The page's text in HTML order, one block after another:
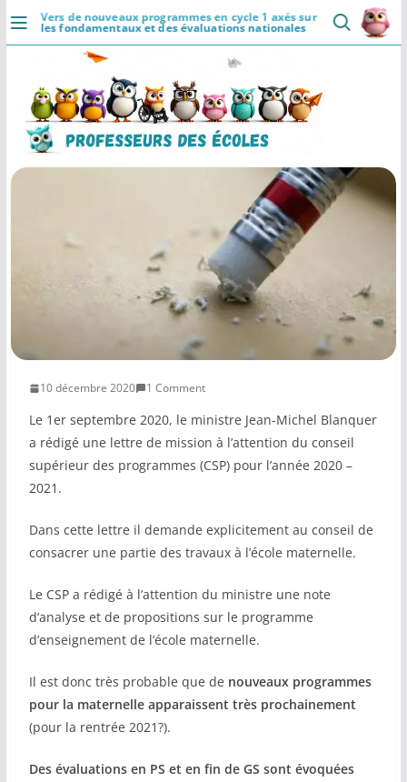
PasserVers de nouveaux programmes en cycle 1 axés sur
les fondamentaux et des évaluations nationales
DÉCOUVRIR
Accueil
Se connecter
Actualités
Ressources
Agenda
Lectures de livres
Mouvement
COMMUNAUTÉ
Groupes
Réseaux sociaux
Petites annonces
AUTRE
Humour
10 décembre 2020 1 Comment
Le 1er septembre 2020, le ministre Jean-Michel Blanquer
a rédigé une lettre de mission à l’attention du conseil
supérieur des programmes (CSP) pour l’année 2020 –
2021.
Dans cette lettre il demande explicitement au conseil de
consacrer une partie des travaux à l’école maternelle.
Le CSP a rédigé à l’attention du ministre une note
d’analyse et de propositions sur le programme
d’enseignement de l’école maternelle.
Il est donc très probable que de nouveaux programmes
pour la maternelle apparaissent très prochainement
(pour la rentrée 2021?).
Des évaluations en PS et en fin de GS sont évoquées